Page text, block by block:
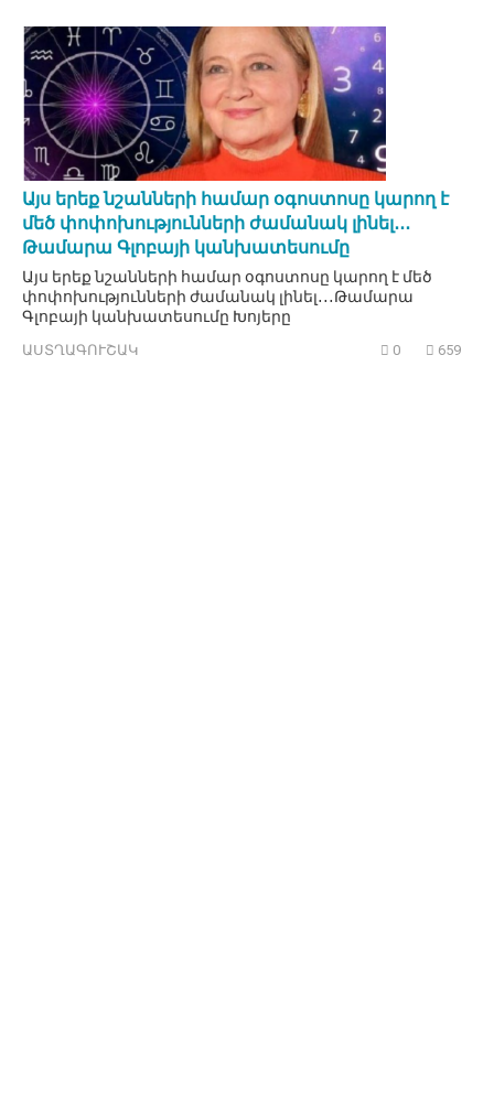
Այս երեք նշանների համար օգոստոսը կարող է
մեծ փոփոխությունների ժամանակ լինել․․․
Թամարա Գլոբայի կանխատեսումը
Այս երեք նշանների համար օգոստոսը կարող է մեծ
փոփոխությունների ժամանակ լինել․․․Թամարա
Գլոբայի կանխատեսումը Խոյերը
ԱՍՏՂԱԳՈՒՇԱԿ 0 659